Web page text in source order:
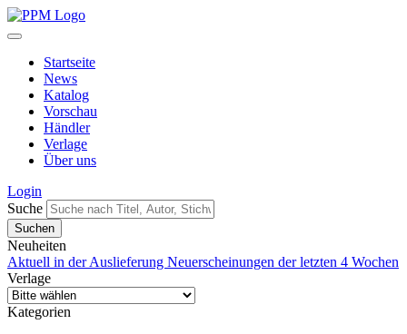
Startseite
News
Katalog
Vorschau
Händler
Verlage
Über uns
Login
Suche
Neuheiten
Aktuell in der Auslieferung Neuerscheinungen der letzten 4 Wochen
Verlage
Kategorien